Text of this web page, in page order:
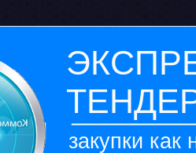
закупки как